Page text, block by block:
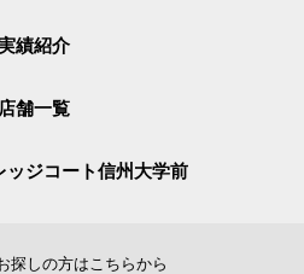
績紹介
店舗一覧
ッジコート信州大学前
探しの方はこちらから